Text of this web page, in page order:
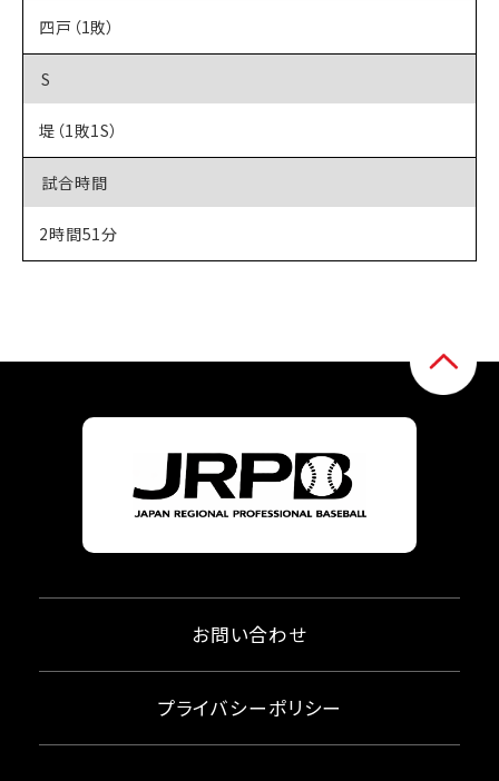
四戸（1敗）
S
堤（1敗1S）
試合時間
2時間51分
お問い合わせ
プライバシーポリシー